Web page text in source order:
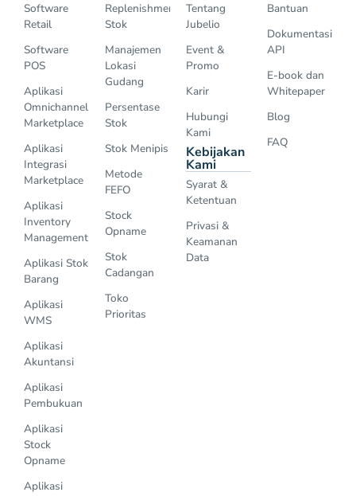
Software
Retail
Software
POS
Aplikasi
Omnichannel
Marketplace
Aplikasi
Integrasi
Marketplace
Aplikasi
Inventory
Management
Aplikasi Stok
Barang
Aplikasi
WMS
Aplikasi
Akuntansi
Aplikasi
Pembukuan
Aplikasi
Stock
Opname
Aplikasi
Replenishment
Stok
Manajemen
Lokasi
Gudang
Persentase
Stok
Stok Menipis
Metode
FEFO
Stock
Opname
Stok
Cadangan
Toko
Prioritas
Tentang
Jubelio
Event &
Promo
Karir
Hubungi
Kami
Kebijakan
Kami
Syarat &
Ketentuan
Privasi &
Keamanan
Data
Bantuan
Dokumentasi
API
E-book dan
Whitepaper
Blog
FAQ